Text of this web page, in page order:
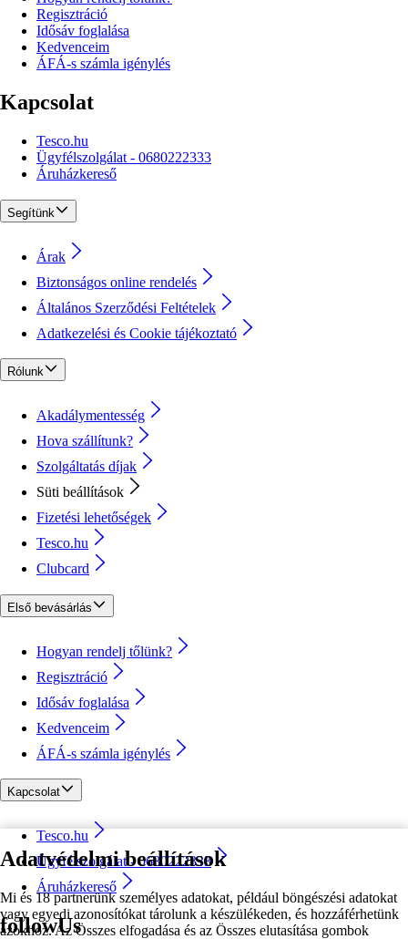
Adatvédelmi beállítások
Mi és 18 partnerünk személyes adatokat, például böngészési adatokat
vagy egyedi azonosítókat tárolunk a készülékeden, és hozzáférhetünk
azokhoz. Az Összes elfogadása és az Összes elutasítása gombok
Regisztráció
Idősáv foglalása
Kedvenceim
ÁFÁ-s számla igénylés
Kapcsolat
Tesco.hu
Ügyfélszolgálat - 0680222333
Áruházkereső
Segítünk
Árak
Biztonságos online rendelés
Általános Szerződési Feltételek
Adatkezelési és Cookie tájékoztató
Rólunk
Akadálymentesség
Hova szállítunk?
Szolgáltatás díjak
Süti beállítások
Fizetési lehetőségek
Tesco.hu
Clubcard
Első bevásárlás
Hogyan rendelj tőlünk?
Regisztráció
Idősáv foglalása
Kedvenceim
ÁFÁ-s számla igénylés
Kapcsolat
Tesco.hu
Ügyfélszolgálat - 0680222333
Áruházkereső
followUs